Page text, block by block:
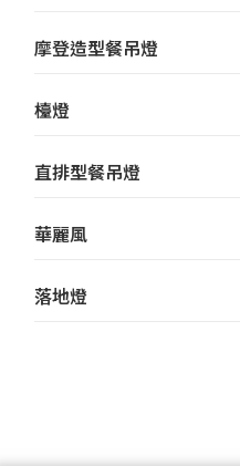
摩登造型餐吊燈
檯燈
直排型餐吊燈
華麗風
落地燈